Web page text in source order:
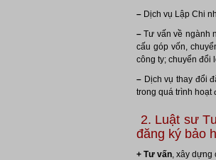
– Dịch vụ Lập Chi
–Tư vấn về ngành
cấu góp vốn,
công ty; chuyển đổi
– Dịch vụ thay đổi
trong quá trình hoạt
2. Luật sư
đăng ký bảo
+ Tư vấn, xây dựng